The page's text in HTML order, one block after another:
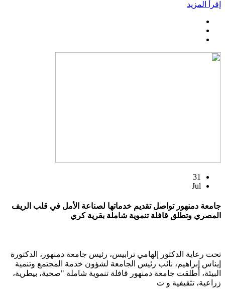
إقرأ المزيد
31
Jul
جامعة دمنهور تواصل تقديم خدماتها لصناعة الأمل في قلب الريف
المصري وتطلق قافلة تنموية شاملة بقرية كري
تحت رعاية الدكتور إلهامي ترابيس، رئيس جامعة دمنهور، الدكتورة
إيناس إبراهيم، نائب رئيس الجامعة لشؤون خدمة المجتمع وتنمية
البيئة، أطلقت جامعة دمنهور قافلة تنموية شاملة "صحية، بيطرية،
زراعية، تثقيفية و ت